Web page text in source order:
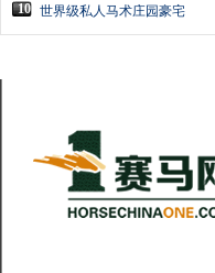
10 世界级私人马术庄园豪宅